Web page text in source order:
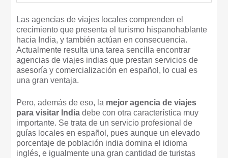
Las agencias de viajes locales comprenden el
crecimiento que presenta el turismo hispanohablante
hacia India, y también actúan en consecuencia.
Actualmente resulta una tarea sencilla encontrar
agencias de viajes indias que prestan servicios de
asesoría y comercialización en español, lo cual es
una gran ventaja.
Pero, además de eso, la mejor agencia de viajes
para visitar India debe con otra característica muy
importante. Se trata de un servicio profesional de
guías locales en español, pues aunque un elevado
porcentaje de población india domina el idioma
inglés, e igualmente una gran cantidad de turistas